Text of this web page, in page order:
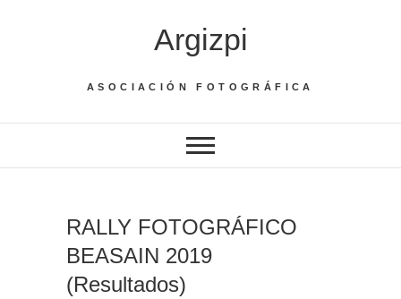
Argizpi
ASOCIACIÓN FOTOGRÁFICA
RALLY FOTOGRÁFICO
BEASAIN 2019
(Resultados)